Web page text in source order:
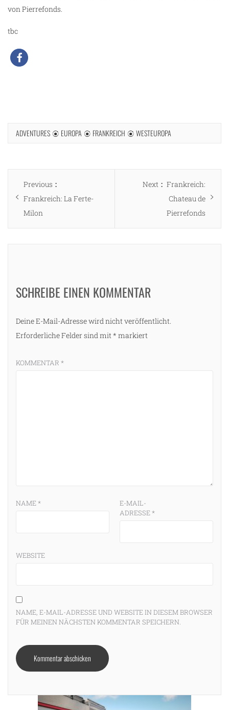
von Pierrefonds.
tbc
ADVENTURES EUROPA FRANKREICH WESTEUROPA
Beitragsnavigation
Previous
post:
Frankreich: La Ferte-
Milon
Next
Next
post:
Frankreich:
Chateau de
Pierrefonds
SCHREIBE EINEN KOMMENTAR
Deine E-Mail-Adresse wird nicht veröffentlicht.
Erforderliche Felder sind mit * markiert
KOMMENTAR *
NAME*
E-MAIL-
ADRESSE*
WEBSITE
NAME, E-MAIL-ADRESSE UND WEBSITE IN DIESEM BROWSER
FÜR MEINEN NÄCHSTEN KOMMENTAR SPEICHERN.